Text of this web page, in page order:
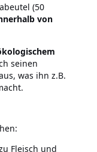
(50
von
seinen
was ihn z.B.
Fleisch und